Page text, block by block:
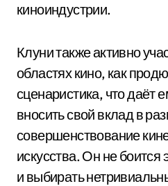
киноиндустрии.
Клуни также активно
областях кино, как
сценаристика, что даёт
вносить свой вклад в
совершенствование
искусства. Он не боится
и выбирать